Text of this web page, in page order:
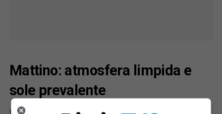
Mattino: atmosfera limpida e
sole prevalente